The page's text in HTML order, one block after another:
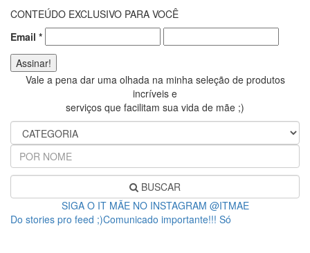
CONTEÚDO EXCLUSIVO PARA VOCÊ
Email *
Vale a pena dar uma olhada na minha seleção de produtos
incríveis e
serviços que facilitam sua vida de mãe ;)
BUSCAR
SIGA O IT MÃE NO INSTAGRAM @ITMAE
Do stories pro feed ;)Comunicado importante!!! Só